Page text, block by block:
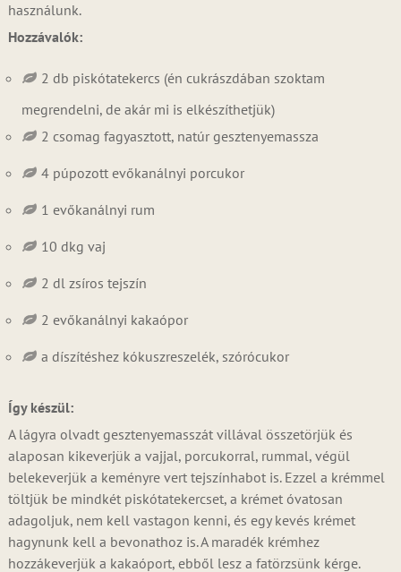
használunk.
Hozzávalók:
2 db piskótatekercs (én cukrászdában szoktam
megrendelni, de akár mi is elkészíthetjük)
2 csomag fagyasztott, natúr gesztenyemassza
4 púpozott evőkanálnyi porcukor
1 evőkanálnyi rum
10 dkg vaj
2 dl zsíros tejszín
2 evőkanálnyi kakaópor
a díszítéshez kókuszreszelék, szórócukor
Így készül:
A lágyra olvadt gesztenyemasszát villával összetörjük és
alaposan kikeverjük a vajjal, porcukorral, rummal, végül
belekeverjük a keményre vert tejszínhabot is. Ezzel a krémmel
töltjük be mindkét piskótatekercset, a krémet óvatosan
adagoljuk, nem kell vastagon kenni, és egy kevés krémet
hagynunk kell a bevonathoz is. A maradék krémhez
hozzákeverjük a kakaóport, ebből lesz a fatörzsünk kérge.